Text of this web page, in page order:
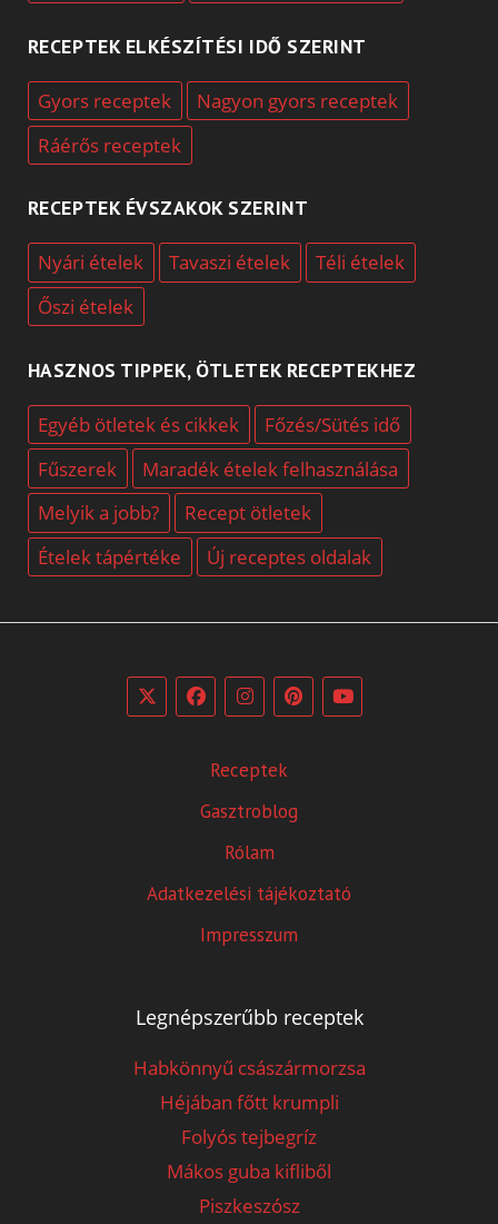
RECEPTEK ELKÉSZÍTÉSI IDŐ SZERINT
Gyors receptek
Nagyon gyors receptek
Ráérős receptek
RECEPTEK ÉVSZAKOK SZERINT
Nyári ételek Tavaszi ételek
Téli ételek
Őszi ételek
HASZNOS TIPPEK, ÖTLETEK RECEPTEKHEZ
Egyéb ötletek és cikkek
Főzés/Sütés idő
Fűszerek
Maradék ételek felhasználása
Melyik a jobb?
Recept ötletek
Ételek tápértéke
Új receptes oldalak
Receptek
Gasztroblog
Rólam
Adatkezelési tájékoztató
Impresszum
Legnépszerűbb receptek
Habkönnyű császármorzsa
Héjában főtt krumpli
Folyós tejbegríz
Mákos guba kifliből
Piszkeszósz